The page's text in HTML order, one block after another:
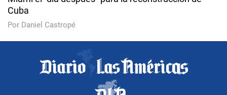
Cuba
Por Daniel Castropé